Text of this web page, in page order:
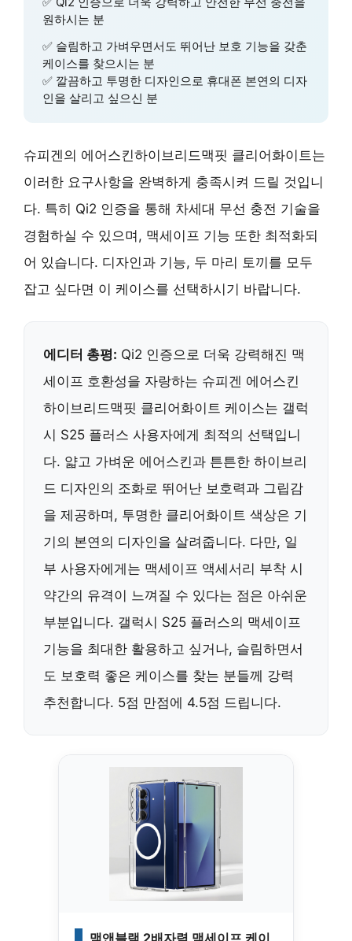
원하시는 분
✅ 슬림하고 가벼우면서도 뛰어난 보호 기능을 갖춘
케이스를 찾으시는 분
✅ 깔끔하고 투명한 디자인으로 휴대폰 본연의 디자
인을 살리고 싶으신 분
슈피겐의 에어스킨하이브리드맥핏 클리어화이트는
이러한 요구사항을 완벽하게 충족시켜 드릴 것입니
다. 특히 Qi2 인증을 통해 차세대 무선 충전 기술을
경험하실 수 있으며, 맥세이프 기능 또한 최적화되
어 있습니다. 디자인과 기능, 두 마리 토끼를 모두
잡고 싶다면 이 케이스를 선택하시기 바랍니다.
에디터 총평: Qi2 인증으로 더욱 강력해진 맥
세이프 호환성을 자랑하는 슈피겐 에어스킨
하이브리드맥핏 클리어화이트 케이스는 갤럭
시 S25 플러스 사용자에게 최적의 선택입니
다. 얇고 가벼운 에어스킨과 튼튼한 하이브리
드 디자인의 조화로 뛰어난 보호력과 그립감
을 제공하며, 투명한 클리어화이트 색상은 기
기의 본연의 디자인을 살려줍니다. 다만, 일
부 사용자에게는 맥세이프 액세서리 부착 시
약간의 유격이 느껴질 수 있다는 점은 아쉬운
부분입니다. 갤럭시 S25 플러스의 맥세이프
기능을 최대한 활용하고 싶거나, 슬림하면서
도 보호력 좋은 케이스를 찾는 분들께 강력
추천합니다. 5점 만점에 4.5점 드립니다.
맥앤블랙 2배자력 맥세이프 케이